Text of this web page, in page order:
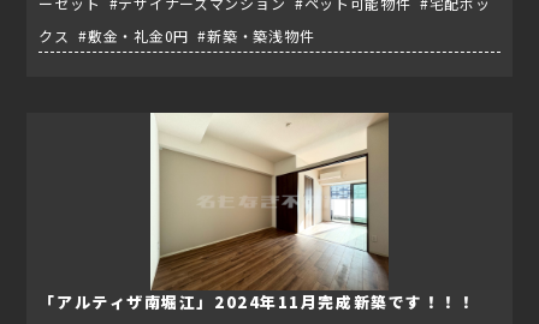
クス #敷金・礼金0円 #新築・築浅物件
「アルティザ南堀江」2024年11月完成新築です！！！